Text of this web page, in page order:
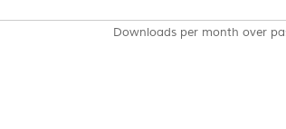
Downloads per month over